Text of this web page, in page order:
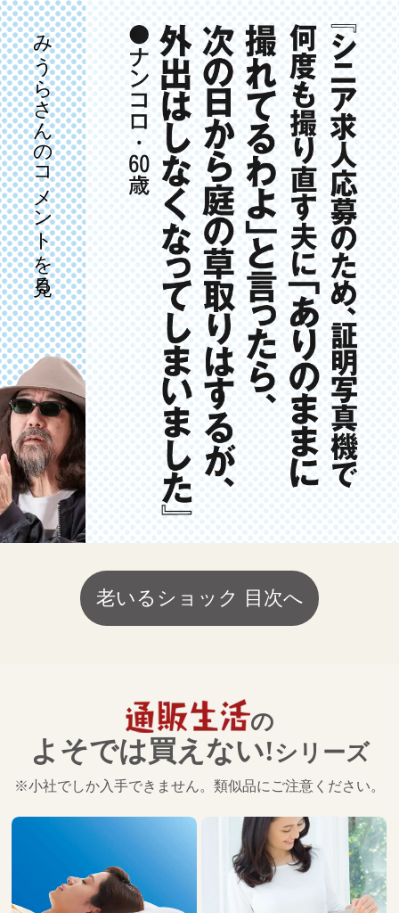
みうらさんのコメントを見る
老いるショック 目次へ
の
よそでは買えない!シリーズ
※小社でしか入手できません。類似品にご注意ください。